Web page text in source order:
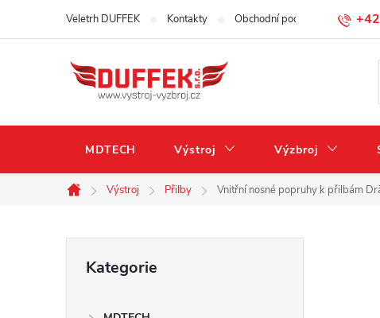
Veletrh DUFFEK Kontakty Obchodní podmínky
MDTECH Výstroj Výzbroj
Domů
Výstroj Přilby Vnitřní nosné popruhy k přilbám
kategorie
Kategorie